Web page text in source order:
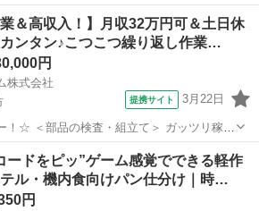
などの移動 ・商品整理 ・指定場所への運
庫 大型
業＆高収入！】月収32万円可＆土日休
ンタン♪こつこつ繰り返し作業…
円
株式会社
提携サイト 3月22日
品の検査・組立て＞ ガッツリ稼ぎ
ツ軽作業で高収入！ 車業界のお仕事、まず
せんか？ 自動車の安全を担う部品の製造に
...
ードをピッ”ゲーム感覚でできる軽作
ル・機内食向けパン仕分け｜時…
円